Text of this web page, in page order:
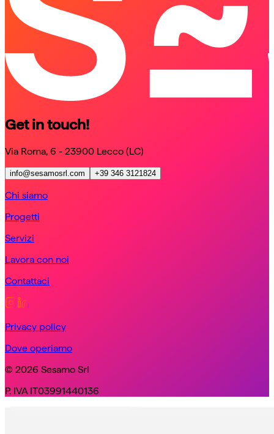
Get in touch!
Via Roma, 6 - 23900 Lecco (LC)
info@sesamosrl.com +39 346 3121824
Chi siamo
Progetti
Servizi
Lavora con noi
Contattaci
Privacy policy
Dove operiamo
© 2026 Sesamo Srl
P. IVA IT03991440136